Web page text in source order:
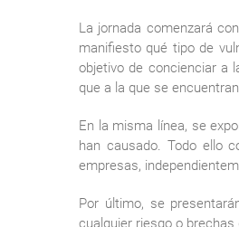
La jornada comenzará
manifiesto qué tipo de
objetivo de concienciar a
que a la que se
En la misma línea, se
han causado. Todo ello
empresas,
Por último, se
cualquier riesgo o